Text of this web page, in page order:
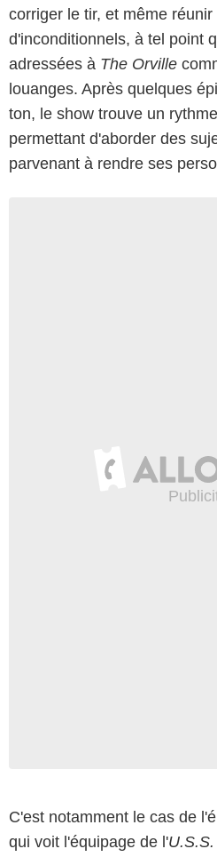
corriger le tir, et même réunir
d'inconditionnels, à tel point
adressées à The Orville
louanges. Après quelques
ton, le show trouve un
permettant d'aborder des
parvenant à rendre ses
C'est notamment le cas de
qui voit l'équipage de l'